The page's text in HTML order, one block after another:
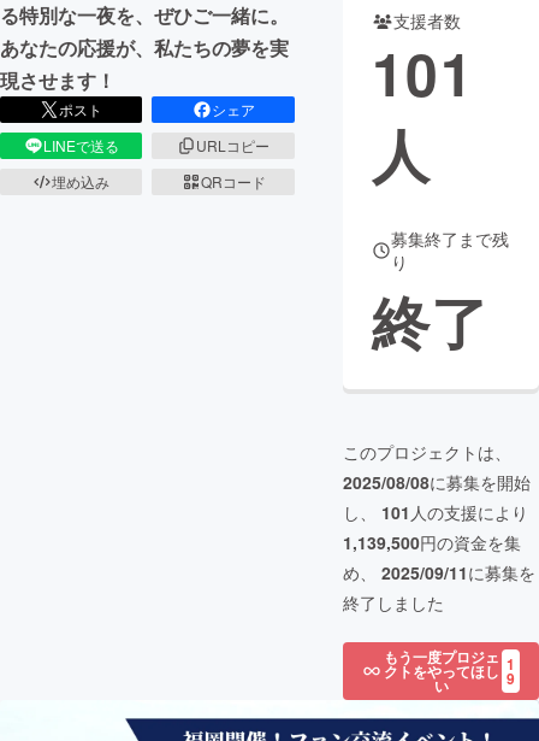
る特別な一夜を、ぜひご一緒に。
あなたの応援が、私たちの夢を実
現させます！
ポスト
シェア
LINEで送る
URLコピー
埋め込み
QRコード
支援者数
101
人
募集終了まで残
り
終了
このプロジェクトは、
2025/08/08に募集を開始
し、 101 人の支援により
1,139,500円の資金を集
め、 2025/09/11に募集を
終了しました
もう一度プロジェ
クトをやってほし
い
1
9